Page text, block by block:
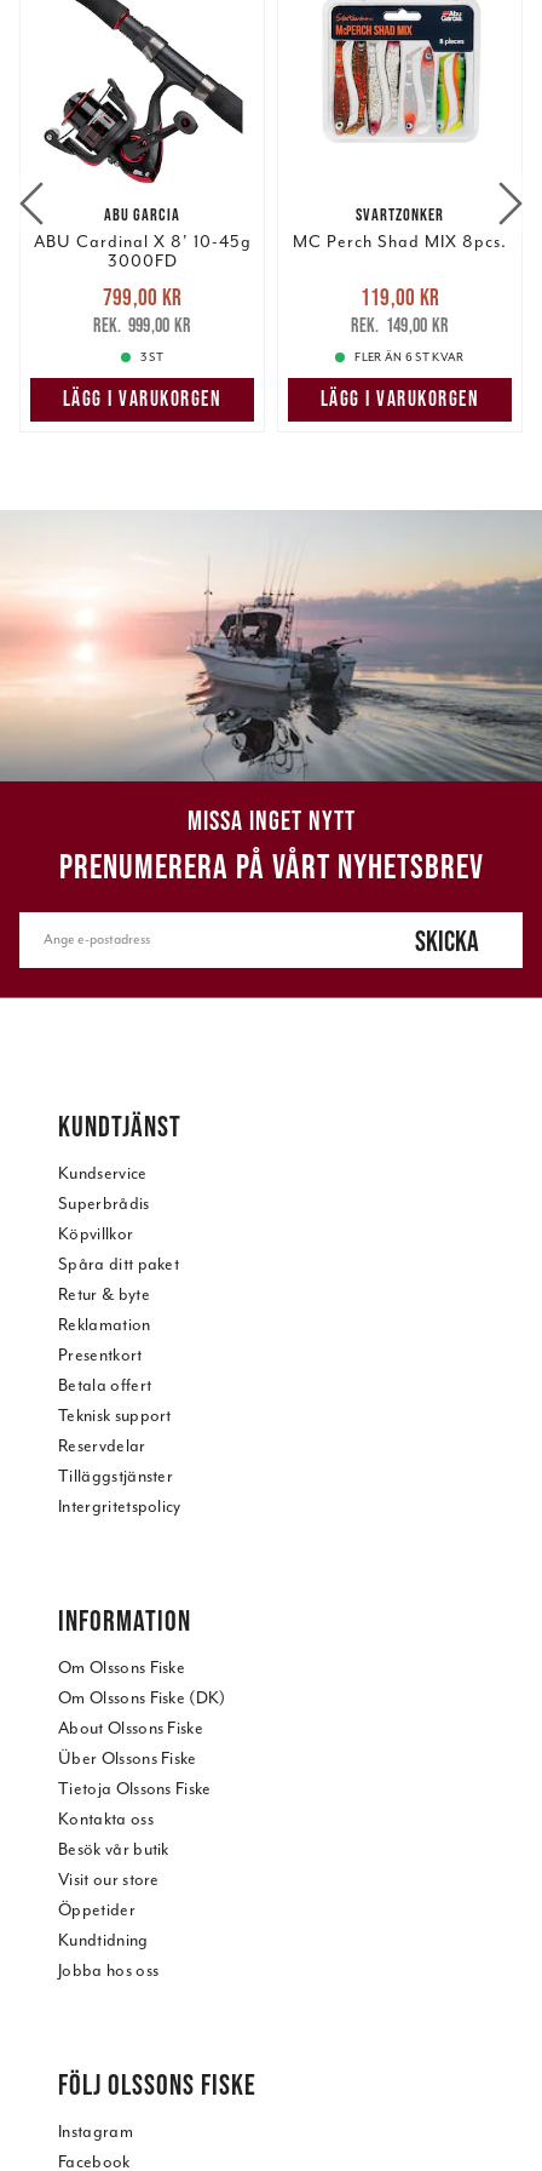
ABU GARCIA
ABU Cardinal X 8' 10-45g
3000FD
Nuvarande pris
799,00 krTidigare pris
999,00 kr
799,00 kr
999,00 kr
3 ST
LÄGG I VARUKORGEN
SVARTZONKER
MC Perch Shad MIX 8pcs.
Nuvarande pris
119,00 krTidigare pris
149,00 kr
119,00 kr
149,00 kr
FLER ÄN 6 ST KVAR
LÄGG I VARUKORGEN
MISSA INGET NYTT
PRENUMERERA PÅ VÅRT NYHETSBREV
SKICKA
KUNDTJÄNST
Kundservice
Superbrådis
Köpvillkor
Spåra ditt paket
Retur & byte
Reklamation
Presentkort
Betala offert
Teknisk support
Reservdelar
Tilläggstjänster
Intergritetspolicy
INFORMATION
Om Olssons Fiske
Om Olssons Fiske (DK)
About Olssons Fiske
Über Olssons Fiske
Tietoja Olssons Fiske
Kontakta oss
Besök vår butik
Visit our store
Öppetider
Kundtidning
Jobba hos oss
FÖLJ OLSSONS FISKE
Instagram
Facebook